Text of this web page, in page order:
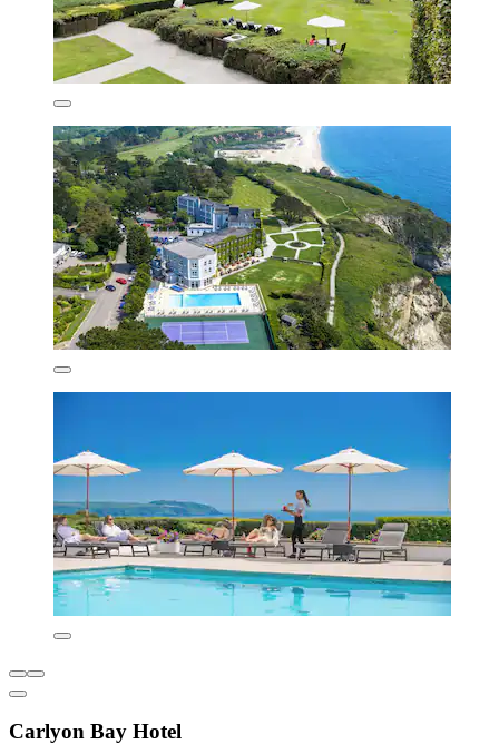
Carlyon Bay Hotel